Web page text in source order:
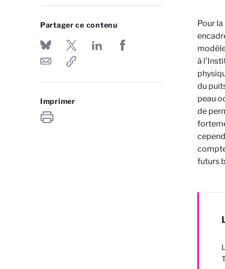
Partager ce contenu
Imprimer
Pour
à
du
peau
de
futurs